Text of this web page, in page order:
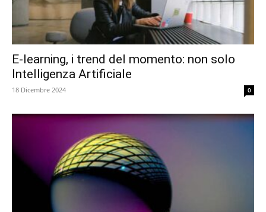
E-learning, i trend del momento: non solo
Intelligenza Artificiale
18 Dicembre 2024 0